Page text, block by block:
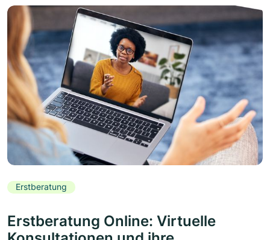
Erstberatung
Erstberatung Online: Virtuelle